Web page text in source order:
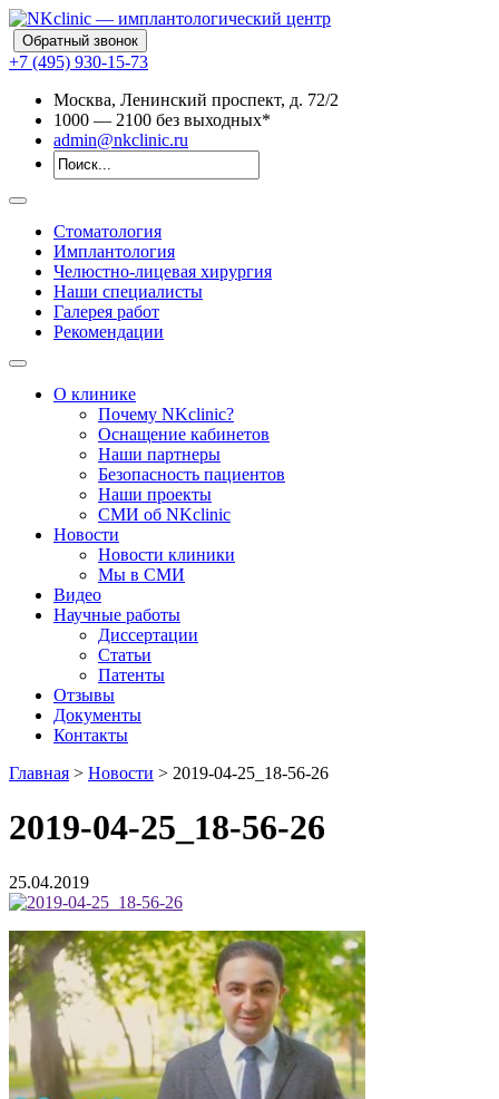
Обратный звонок
+7 (495) 930-15-73
Москва, Ленинский проспект, д. 72/2
1000 — 2100 без выходных*
admin@nkclinic.ru
Стоматология
Имплантология
Челюстно-лицевая хирургия
Наши специалисты
Галерея работ
Рекомендации
О клинике
Почему NKclinic?
Оснащение кабинетов
Наши партнеры
Безопасность пациентов
Наши проекты
СМИ об NKclinic
Новости
Новости клиники
Мы в СМИ
Видео
Научные работы
Диссертации
Статьи
Патенты
Отзывы
Документы
Контакты
Главная > Новости > 2019-04-25_18-56-26
2019-04-25_18-56-26
25.04.2019